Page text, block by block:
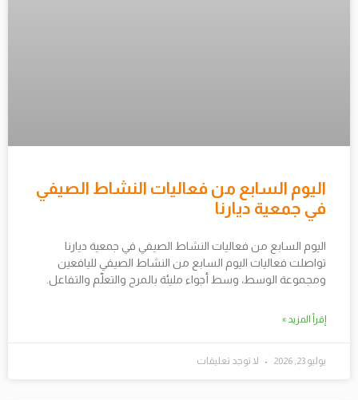
اليوم السابع من فعاليات النشاط الصيفي
في جمعية ديارنا
اليوم السابع من فعاليات النشاط الصيفي في جمعية ديارنا
تواصلت فعاليات اليوم السابع من النشاط الصيفي لليافعين
ومجموعة الوسط، وسط أجواء مليئة بالمرح والتعلّم والتفاعل.
إقرأ المزيد »
يوليو 23, 2026 لا توجد تعليقات